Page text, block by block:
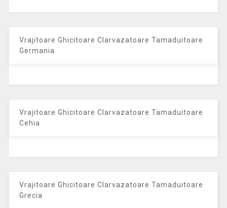
Vrajitoare Ghicitoare Clarvazatoare Tamaduitoare
Germania
Vrajitoare Ghicitoare Clarvazatoare Tamaduitoare
Cehia
Vrajitoare Ghicitoare Clarvazatoare Tamaduitoare
Grecia